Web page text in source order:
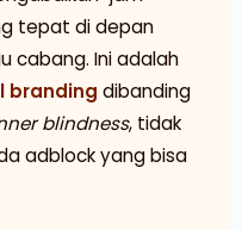
tepat di depan
cabang. Ini adalah
branding dibanding
blindness, tidak
adblock yang bisa